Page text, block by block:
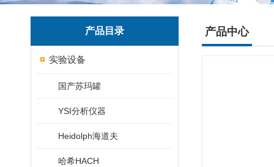
产品目录
实验设备
国产苏玛罐
YSI分析仪器
Heidolph海道夫
哈希HACH
产品中心